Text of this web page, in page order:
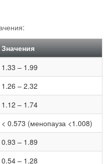
Значения
1.33 – 1.99
1.26 – 2.32
1.12 – 1.74
< 0.573 (менопауза <1.008)
0.93 – 1.89
0.54 – 1.28